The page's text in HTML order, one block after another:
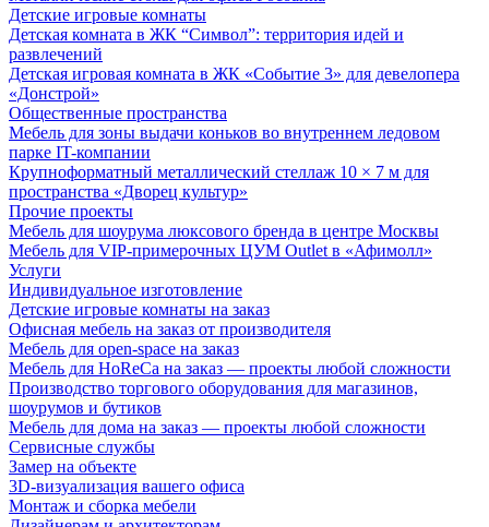
Детские игровые комнаты
Детская комната в ЖК “Символ”: территория идей и
развлечений
Детская игровая комната в ЖК «Событие 3» для девелопера
«Донстрой»
Общественные пространства
Мебель для зоны выдачи коньков во внутреннем ледовом
парке IT-компании
Крупноформатный металлический стеллаж 10 × 7 м для
пространства «Дворец культур»
Прочие проекты
Мебель для шоурума люксового бренда в центре Москвы
Мебель для VIP-примерочных ЦУМ Outlet в «Афимолл»
Услуги
Индивидуальное изготовление
Детские игровые комнаты на заказ
Офисная мебель на заказ от производителя
Мебель для open-space на заказ
Мебель для HoReCa на заказ — проекты любой сложности
Производство торгового оборудования для магазинов,
шоурумов и бутиков
Мебель для дома на заказ — проекты любой сложности
Сервисные службы
Замер на объекте
3D-визуализация вашего офиса
Монтаж и сборка мебели